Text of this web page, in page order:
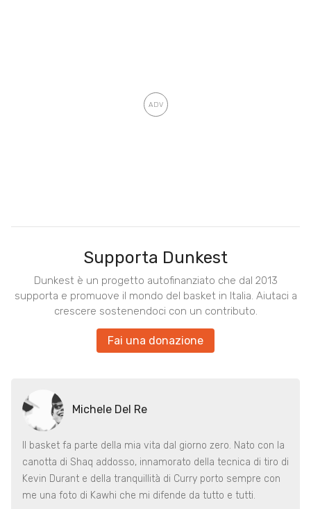
Supporta Dunkest
Dunkest è un progetto autofinanziato che dal 2013
supporta e promuove il mondo del basket in Italia. Aiutaci a
crescere sostenendoci con un contributo.
Fai una donazione
Michele Del Re
Il basket fa parte della mia vita dal giorno zero. Nato con la
canotta di Shaq addosso, innamorato della tecnica di tiro di
Kevin Durant e della tranquillità di Curry porto sempre con
me una foto di Kawhi che mi difende da tutto e tutti.